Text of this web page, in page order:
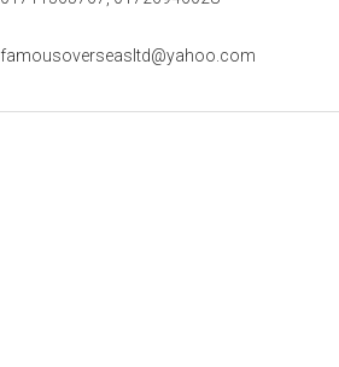
famousoverseasltd@yahoo.com